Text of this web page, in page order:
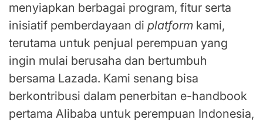
menyiapkan berbagai program, fitur serta
inisiatif pemberdayaan di platform kami,
terutama untuk penjual perempuan yang
ingin mulai berusaha dan bertumbuh
bersama Lazada. Kami senang bisa
berkontribusi dalam penerbitan e-handbook
pertama Alibaba untuk perempuan Indonesia,